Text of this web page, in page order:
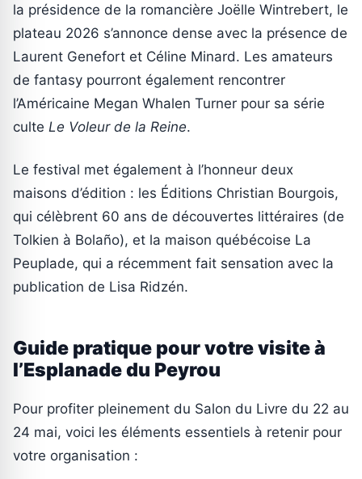
la présidence de la romancière Joëlle Wintrebert, le
plateau 2026 s’annonce dense avec la présence de
Laurent Genefort et Céline Minard. Les amateurs
de fantasy pourront également rencontrer
l’Américaine Megan Whalen Turner pour sa série
culte Le Voleur de la Reine.
Le festival met également à l’honneur deux
maisons d’édition : les Éditions Christian Bourgois,
qui célèbrent 60 ans de découvertes littéraires (de
Tolkien à Bolaño), et la maison québécoise La
Peuplade, qui a récemment fait sensation avec la
publication de Lisa Ridzén.
Guide pratique pour votre visite à
l’Esplanade du Peyrou
Pour profiter pleinement du Salon du Livre du 22 au
24 mai, voici les éléments essentiels à retenir pour
votre organisation :